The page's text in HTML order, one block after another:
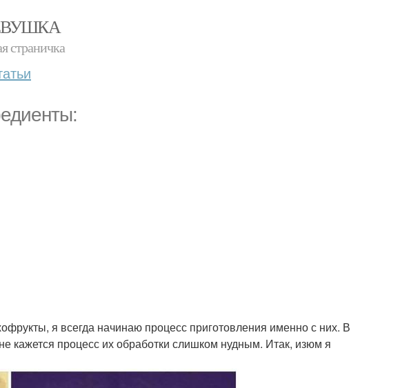
страничка
я всегда начинаю процесс приготовления именно с них. В
кажется процесс их обработки слишком нудным. Итак, изюм я